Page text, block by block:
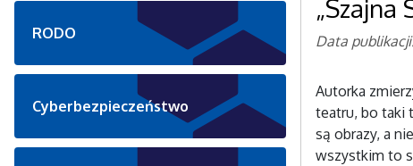
„Szajna
Data
Autorka
teatru, bo taki
są obrazy, a
wszystkim to
RODO
Cyberbezpieczeństwo